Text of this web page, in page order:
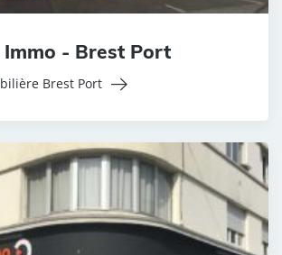
- Brest Port
Brest Port